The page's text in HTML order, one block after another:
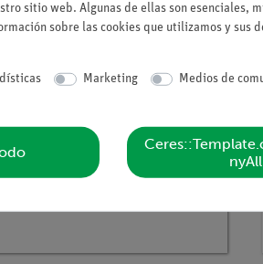
de artículo
de jardín, Flor
sitio web. Algunas de ellas son esenciales,
sobre las cookies que utilizamos y sus
Marketing Medios de
nyAll